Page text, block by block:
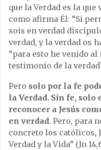
que la Verdad es la
como afirma Él: “Si
sois en verdad
verdad, y la verdad os
“para esto he venido
testimonio de la
Pero solo por la fe
la Verdad. Sin fe, solo
reconocer a Jesús
en verdad. Pero, para
concreto los católicos,
Verdad y la Vida” (Jn